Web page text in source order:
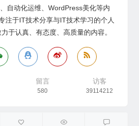
自动化运维、WordPress美化等内
注于IT技术分享与IT技术学习的个人
于认真、有态度、高质量的内容。
留言
580
访客
39114212